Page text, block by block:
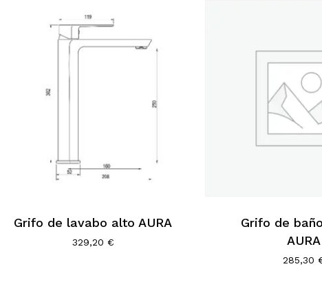
Grifo de lavabo alto AURA
329,20 €
Grifo de
AURA
285,30